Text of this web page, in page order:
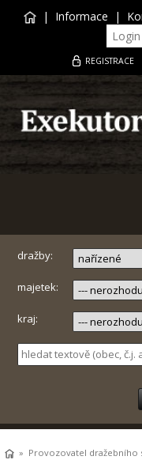
| Informace |
REGISTRACE
dražby:
majetek:
kraj:
» Provozovatel dražebního